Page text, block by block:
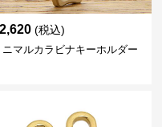
(税込)
ニマルカラビナキーホルダー